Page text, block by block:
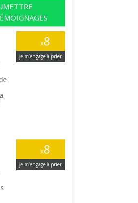
x8
je m’engage à prier
x8
je m’engage à prier